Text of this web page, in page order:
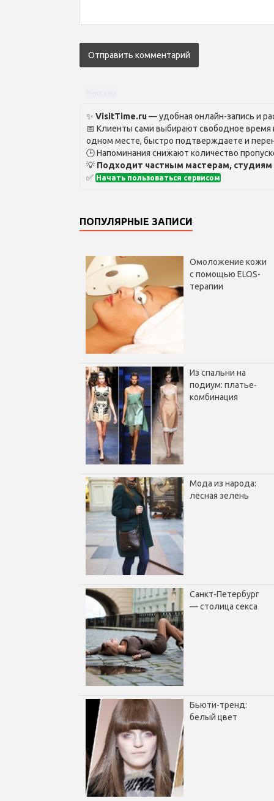
✨ VisitTime.ru— удобная онлайн-запись и
📅 Клиенты сами выбирают свободное время
одном месте, быстро подтверждаете и
🕒 Напоминания снижают количество
💡 Подходит частным мастерам,
✅ Начать пользоваться сервисом
ПОПУЛЯРНЫЕ ЗАПИСИ
Омоложение кожи
с помощью ELOS-
терапии
Из спальни на
подиум: платье-
комбинация
Мода из народа:
лесная зелень
Санкт-Петербург
— столица секса
Бьюти-тренд:
белый цвет